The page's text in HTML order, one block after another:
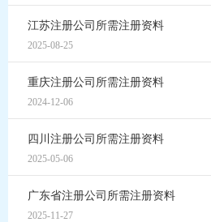
江苏注册公司所需注册资料
2025-08-25
重庆注册公司所需注册资料
2024-12-06
四川注册公司所需注册资料
2025-05-06
广东省注册公司所需注册资料
2025-11-27